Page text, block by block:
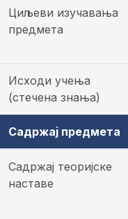
Циљеви изучавања
предмета
Исходи учења
(стечена знања)
Садржај предмета
Садржај теоријске
наставе